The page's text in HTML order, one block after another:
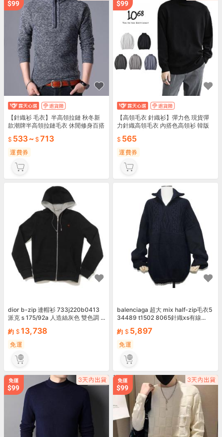
【針織衫 毛衣】半高領拉鏈 秋冬新
款潮牌半高領拉鏈毛衣 休閒修身百搭
潮流必備
533~ 713
運費券
【高領毛衣 針織衫】彈力色 現貨彈
力針織高領毛衣 內搭色高領衫 韓版
必備565
運費券
dior b-zip 連帽衫 733j220b0413
派克 s 175/92a 人造絲灰色 雙色調 ...
約
13,738
免運
balenciaga 超大 mix half-zip毛衣5
34489 t1502 8065針織xs有線...
約
5,897
免運